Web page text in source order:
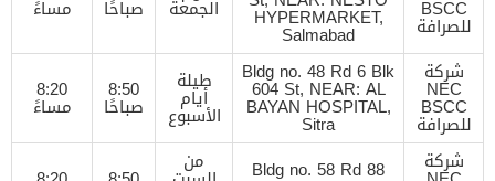
BSCC
للصرافة HYPERMARKET,
Salmabad
الجمعة صباحًا مساءً
شركة
NEC
BSCC
للصرافة
Bldg no. 48 Rd 6 Blk
604 St, NEAR: AL
BAYAN HOSPITAL,
Sitra
طيلة
أيام
الأسبوع
8:50
صباحًا
8:20
مساءً
شركة
Bldg no. 58 Rd 88 من